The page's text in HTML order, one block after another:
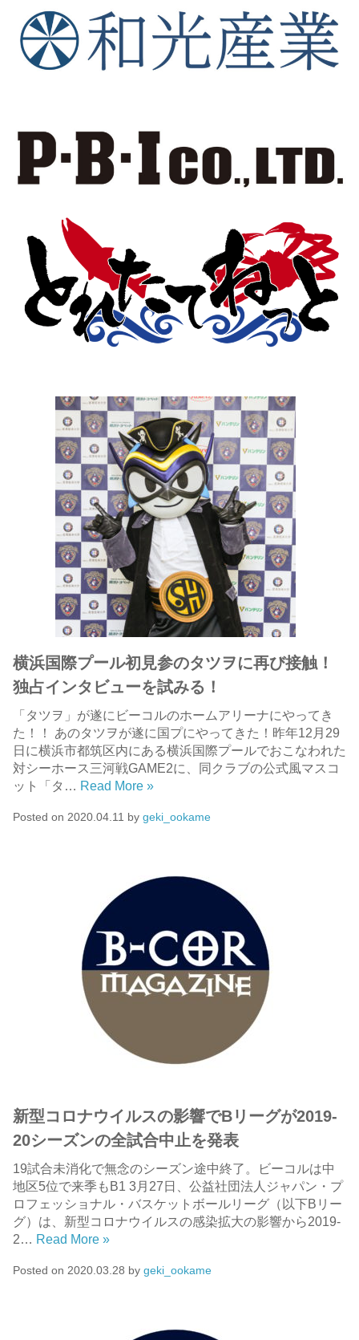
横浜国際プール初見参のタツヲに再び接触！
独占インタビューを試みる！
「タツヲ」が遂にビーコルのホームアリーナにやってき
た！！ あのタツヲが遂に国プにやってきた！昨年12月29
日に横浜市都筑区内にある横浜国際プールでおこなわれた
対シーホース三河戦GAME2に、同クラブの公式風マスコ
ット「タ… Read More »
Posted on 2020.04.11 by geki_ookame
新型コロナウイルスの影響でBリーグが2019-
20シーズンの全試合中止を発表
19試合未消化で無念のシーズン途中終了。ビーコルは中
地区5位で来季もB1 3月27日、公益社団法人ジャパン・プ
ロフェッショナル・バスケットボールリーグ（以下Bリー
グ）は、新型コロナウイルスの感染拡大の影響から2019-
2… Read More »
Posted on 2020.03.28 by geki_ookame